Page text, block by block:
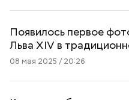
Появилось первое
Льва XIV в
08 мая 2025 / 20:26